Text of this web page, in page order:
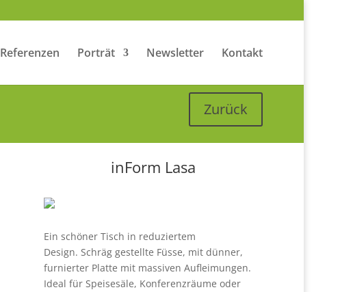
Referenzen Porträt Newsletter Kontakt
Zurück
inForm Lasa
Ein schöner Tisch in reduziertem
Design. Schräg gestellte Füsse, mit dünner,
furnierter Platte mit massiven Aufleimungen.
Ideal für Speisesäle, Konferenzräume oder